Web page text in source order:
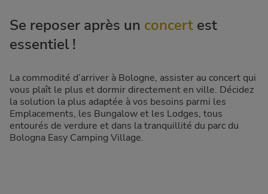
Se reposer après un concert est
essentiel !
La commodité d’arriver à Bologne, assister au concert qui
vous plaît le plus et dormir directement en ville. Décidez
la solution la plus adaptée à vos besoins parmi les
Emplacements, les Bungalow et les Lodges, tous
entourés de verdure et dans la tranquillité du parc du
Bologna Easy Camping Village.